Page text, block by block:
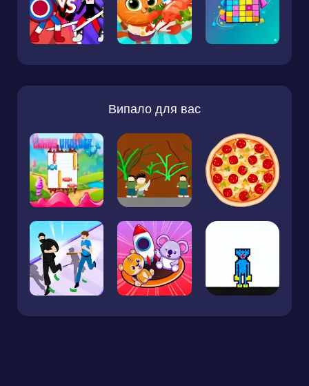
Випало для вас